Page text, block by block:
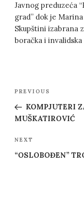
Javnog preduzeća
grad” dok je
Skupštini izabrana
boračka i
Previous
Post
PREVIOUS
KOMPJUTERI
MUŠKATIROVIĆ
Next
Post
NEXT
“OSLOBOĐEN”